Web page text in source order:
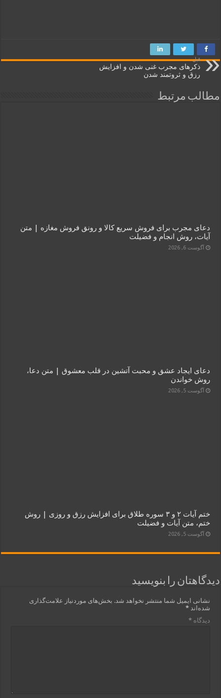
قبل
ذکرهای مجرب غنی شدن و افزایش
رزق و ثروتمند شدن
مطالب مرتبط
دعای مجرب برای فروش سریع کالا و رونق فروش مغازه | متن
آیات، روش انجام و فضیلت
آگوست 6, 2026
دعای ایجاد عشق و محبت آتشین در قلب معشوق | متن دعا،
روش خواندن
آگوست 5, 2026
ختم آیات ۲ و ۳ سوره طلاق برای افزایش رزق و روزی | روش
ختم، متن آیات و فضیلت
آگوست 5, 2026
دیدگاهتان را بنویسید
نشانی ایمیل شما منتشر نخواهد شد. بخش‌های موردنیاز علامت‌گذاری
شده‌اند*
دیدگاه*